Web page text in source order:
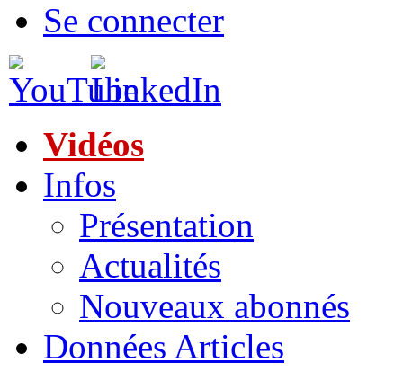
Se connecter
Vidéos
Infos
Présentation
Actualités
Nouveaux abonnés
Données Articles